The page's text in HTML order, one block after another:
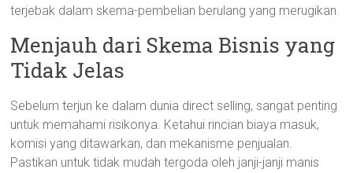
terjebak dalam skema-pembelian berulang yang merugikan.
Menjauh dari Skema Bisnis yang
Tidak Jelas
Sebelum terjun ke dalam dunia direct selling, sangat penting
untuk memahami risikonya. Ketahui rincian biaya masuk,
komisi yang ditawarkan, dan mekanisme penjualan.
Pastikan untuk tidak mudah tergoda oleh janji-janji manis